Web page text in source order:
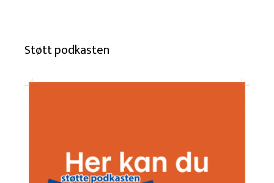
Støtt podkasten